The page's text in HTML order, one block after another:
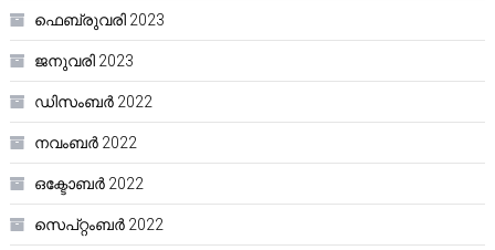
ഫെബ്രുവരി 2023
ജനുവരി 2023
ഡിസംബർ 2022
നവംബർ 2022
ഒക്ടോബർ 2022
സെപ്റ്റംബർ 2022